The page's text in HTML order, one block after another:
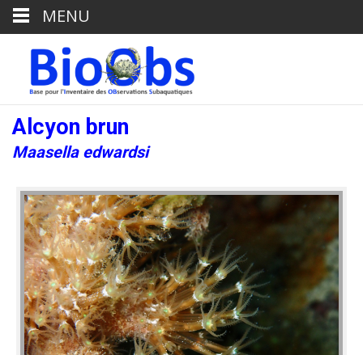
Alcyon brun
Maasella edwardsi
MENU